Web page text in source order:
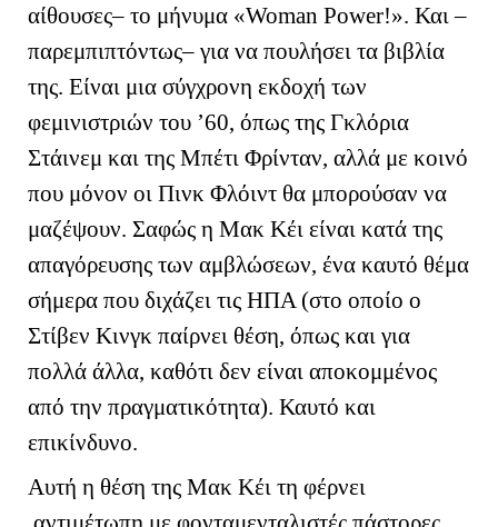
αίθουσες– το μήνυμα «Woman Power!». Και –
παρεμπιπτόντως– για να πουλήσει τα βιβλία
της. Είναι μια σύγχρονη εκδοχή των
φεμινιστριών του ’60, όπως της Γκλόρια
Στάινεμ και της Μπέτι Φρίνταν, αλλά με κοινό
που μόνον οι Πινκ Φλόιντ θα μπορούσαν να
μαζέψουν. Σαφώς η Μακ Κέι είναι κατά της
απαγόρευσης των αμβλώσεων, ένα καυτό θέμα
σήμερα που διχάζει τις ΗΠΑ (στο οποίο ο
Στίβεν Κινγκ παίρνει θέση, όπως και για
πολλά άλλα, καθότι δεν είναι αποκομμένος
από την πραγματικότητα). Καυτό και
επικίνδυνο.
Αυτή η θέση της Μακ Κέι τη φέρνει